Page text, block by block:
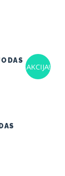
AKCIJA!